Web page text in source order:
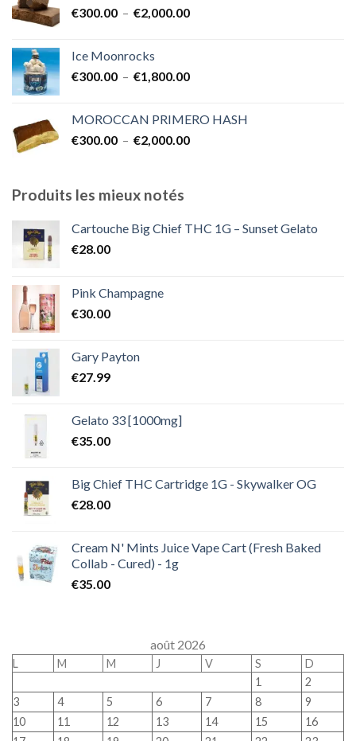
€300.00 – €2,000.00Plage
à
Ice Moonrocks
€300.00 – €1,800.00Plage
€300.00
à
MOROCCAN PRIMERO HASH
€300.00 – €2,000.00Plage
€2,000.00
Produits les mieux notés
Cartouche Big Chief THC 1G – Sunset Gelato
€28.00
Pink Champagne
€30.00
Gary Payton
€27.99
Gelato 33 [1000mg]
€35.00
Big Chief THC Cartridge 1G - Skywalker OG
€28.00
Cream N' Mints Juice Vape Cart (Fresh Baked
Collab - Cured) - 1g
€35.00
août 2026
L M M J V S
D
1
2
3
4 5 6 7 8
9
10
11 12 13 14 15
16